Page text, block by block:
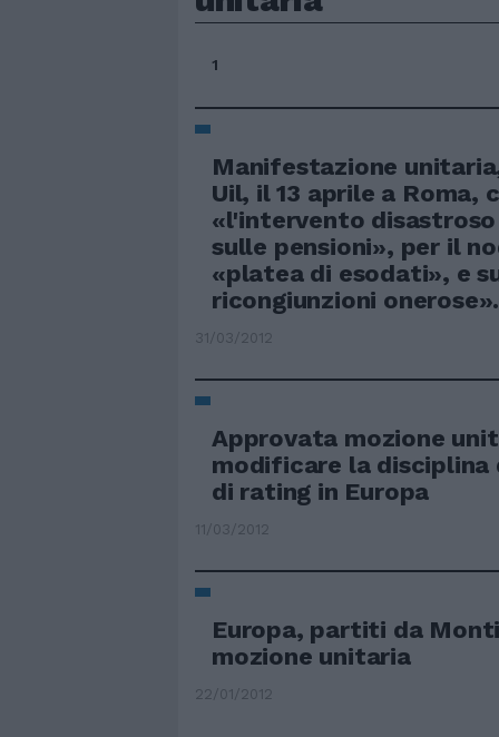
1
Manifestazione
Uil, il 13 aprile a Roma,
«l'intervento
sulle pensioni», per il
«platea di esodati», e
ricongiunzioni onerose».
31/03/2012
Approvata mozione
modificare la
di rating in Europa
11/03/2012
Europa, partiti da
mozione unitaria
22/01/2012